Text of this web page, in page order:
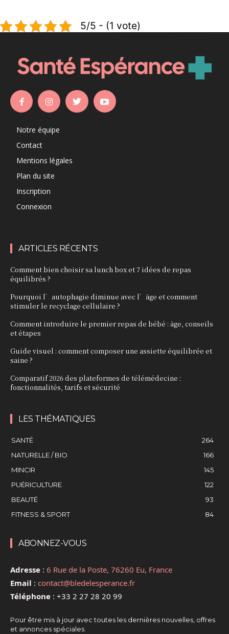
5/5 - (1 vote)
Notre équipe
Contact
Mentions légales
Plan du site
Inscription
Connexion
ARTICLES RÉCENTS
Comment bien choisir sa lunch box et 7 idées de repas
équilibrés ?
Pourquoi l’autophagie diminue avec l’âge et comment
stimuler le recyclage cellulaire ?
Comment introduire le premier repas de bébé : âge, conseils
et étapes
Guide visuel : comment composer une assiette équilibrée et
saine ?
Comparatif 2026 des plateformes de télémédecine :
fonctionnalités, tarifs et sécurité
LES THÉMATIQUES
SANTÉ
264
NATURELLE / BIO
166
MINCIR
145
PUÉRICULTURE
122
BEAUTÉ
93
FITNESS & SPORT
84
ABONNEZ-VOUS
Adresse : 6 Rue de la Poste, 76260 Eu, France
Email : contact@bledelesperance.fr
Téléphone : +33 2 27 28 20 99
Pour être mis à jour avec toutes les dernières nouvelles, offres
et annonces spéciales.